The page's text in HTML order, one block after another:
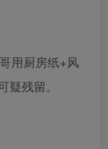
用厨房纸+风
残留。